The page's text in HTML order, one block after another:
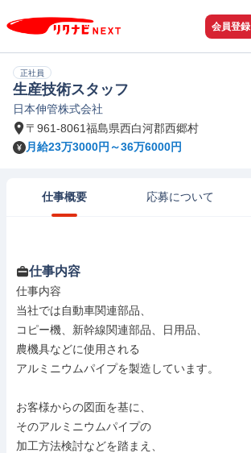
会員登録
正社員
生産技術スタッフ
日本伸管株式会社
〒961-8061福島県西白河郡西郷村
月給23万3000円～36万6000円
仕事概要 応募について
仕事内容
仕事内容
当社では自動車関連部品、
コピー機、新幹線関連部品、日用品、
農機具などに使用される
アルミニウムパイプを製造しています。
お客様からの図面を基に、
そのアルミニウムパイプの
加工方法検討などを踏まえ、